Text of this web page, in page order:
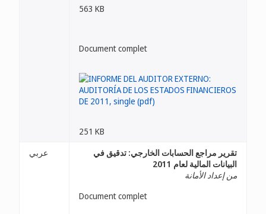
563 KB
Document complet
251 KB
عربي
تقرير مراجع الحسابات الخارجي: تدقيق في
البيانات المالية لعام 2011
من إعداد الأمانة
Document complet